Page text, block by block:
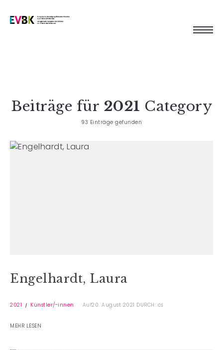
Beiträge für 2021 Category
93 Einträge gefunden
Engelhardt, Laura
2021 Künstler/-innen Auf20. August 2021 DURCH: cs
MEHR LESEN